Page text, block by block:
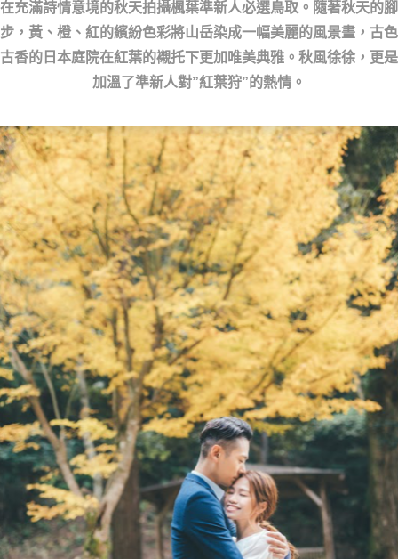
在充滿詩情意境的秋天拍攝楓葉準新人必選鳥取。隨著秋天的腳
步，黃、橙、紅的繽紛色彩將山岳染成一幅美麗的風景畫，古色
古香的日本庭院在紅葉的襯托下更加唯美典雅。秋風徐徐，更是
加溫了準新人對”紅葉狩”的熱情。